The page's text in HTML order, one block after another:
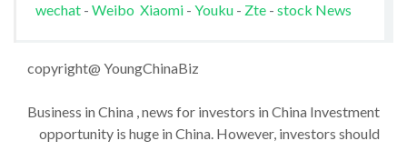
wechat - Weibo Xiaomi- Youku - Zte- stock News
copyright@ YoungChinaBiz
Business in China , news for investors in China Investment
opportunity is huge in China. However, investors should